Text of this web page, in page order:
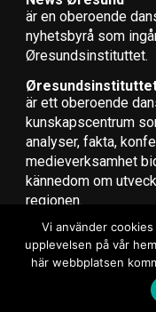
är en oberoende
nyhets­byrå som
Øresundsinstituttet.
är ett oberoende
kunskapscentrum
analyser, fakta,
medieverksamhet
kännedom om
regionen.
Copyright © 2017 Zox
Vi använder
upplevelsen på vår
här webbplatsen